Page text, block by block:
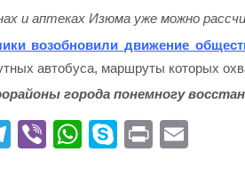
и аптеках Изюма уже можно
возобновили движение
автобуса, маршруты которых
города понемногу
Te Vi
W
S
Pr